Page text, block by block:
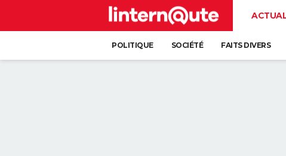
POLITIQUE SOCIÉTÉ FAITS DIVERS